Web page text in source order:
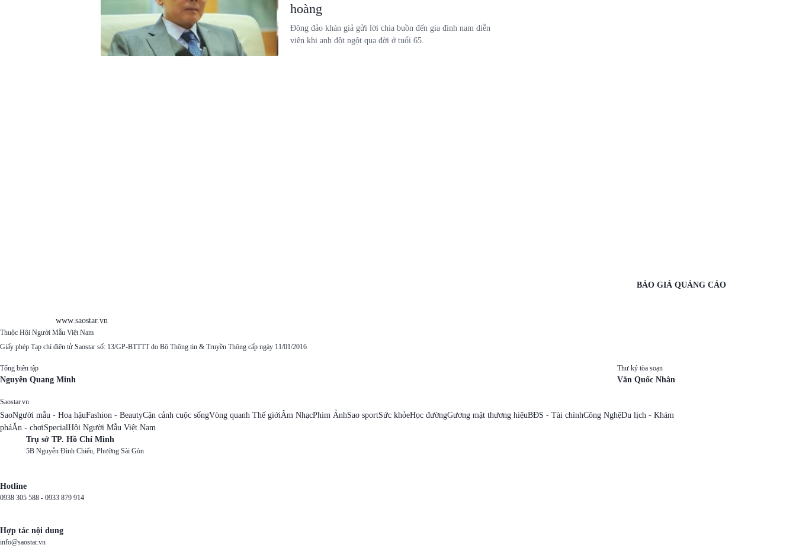
hoàng
Đông đảo khán giả gửi lời chia buồn đến gia đình nam diễn
viên khi anh đột ngột qua đời ở tuổi 65.
www.saostar.vn
BÁO GIÁ QUẢNG CÁO
Thuộc Hội Người Mẫu Việt Nam
Giấy phép Tạp chí điện tử Saostar số: 13/GP-BTTTT do Bộ Thông tin & Truyền Thông cấp ngày 11/01/2016
Tổng biên tập
Nguyễn Quang Minh
Thư ký tòa soạn
Văn Quốc Nhân
Saostar.vn
SaoNgười mẫu - Hoa hậuFashion - BeautyCận cảnh cuộc sốngVòng quanh Thế giớiÂm NhạcPhim ẢnhSao sportSức khỏeHọc đườngGương mặt thương hiệuBĐS - Tài chínhCông NghệDu lịch - Khám
pháĂn - chơiSpecialHội Người Mẫu Việt Nam
Trụ sở TP. Hồ Chí Minh
5B Nguyễn Đình Chiểu, Phường Sài Gòn
Hotline
0938 305 588 - 0933 879 914
Hợp tác nội dung
info@saostar.vn